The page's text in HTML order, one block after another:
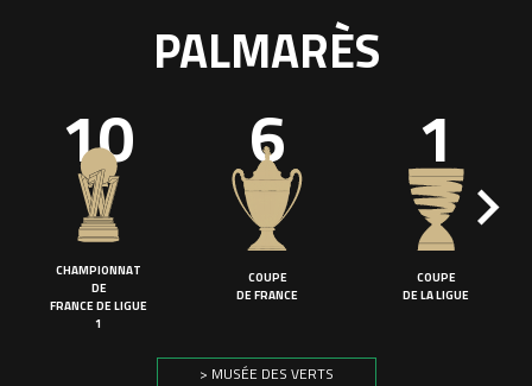
PALMARÈS
10
CHAMPIONNAT
DE
FRANCE DE LIGUE
1
6
COUPE
DE FRANCE
1
COUPE
DE LA LIGUE
> MUSÉE DES VERTS